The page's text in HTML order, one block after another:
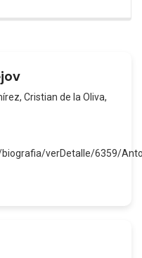
Cristian de la Oliva,
verDetalle/6359/